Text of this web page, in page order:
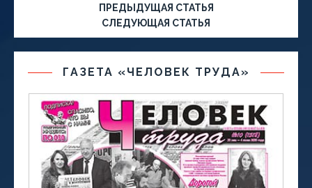
ПРЕДЫДУЩАЯ СТАТЬЯ
СЛЕДУЮЩАЯ СТАТЬЯ
ГАЗЕТА «ЧЕЛОВЕК ТРУДА»